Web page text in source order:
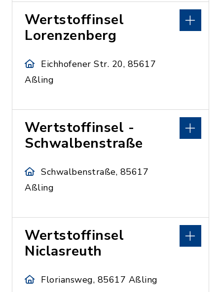
Wertstoffinsel
Lorenzenberg
Eichhofener Str. 20, 85617
Aßling
Wertstoffinsel -
Schwalbenstraße
Schwalbenstraße, 85617
Aßling
Wertstoffinsel
Niclasreuth
Floriansweg, 85617 Aßling